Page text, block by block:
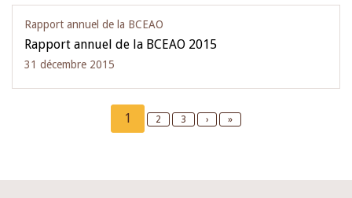
Rapport annuel de la BCEAO
Rapport annuel de la BCEAO 2015
31 décembre 2015
Current
page
1 Page
2 Page
3
Next
›
Last
»